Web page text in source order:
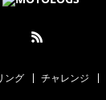
ング チャレンジ